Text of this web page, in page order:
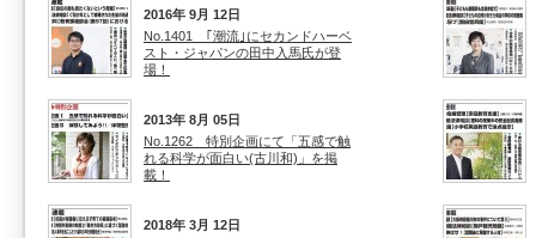
2016年 9月 12日
No.1401 ｢潮流｣にセカンドハーベ
スト・ジャパンの田中入馬氏が登
場！
2013年 8月 05日
No.1262 特別企画にて「五感で触
れる科学が面白い(古川和)」を掲
載！
2018年 3月 12日